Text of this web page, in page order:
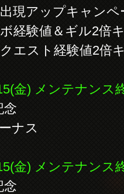
現アップキャンペ
経験値＆ギル2倍
エスト経験値2倍
金) メンテナンス
念
ナス
金) メンテナンス
念